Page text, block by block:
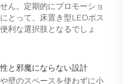
ん。定期的にプロモーショ
とって、床置き型LEDポス
利な選択肢となるでしょ
と邪魔にならない設計
壁のスペースを使わずに小